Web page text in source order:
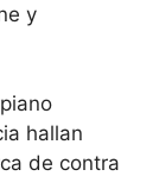
y
hallan
de contra